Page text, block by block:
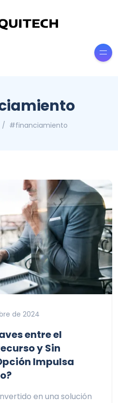
#financiamiento
de 2024
entre el
y Sin
Impulsa
en una solución